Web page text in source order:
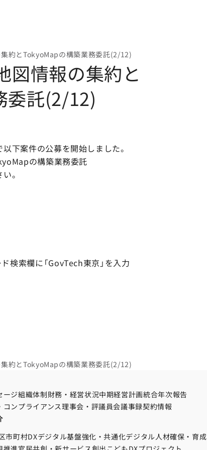
集約とTokyoMapの構築業務委託(2/12)
図情報の集約と
委託(2/12)
下案件の公募を開始しました。
の構築業務委託
。
検索欄に「GovTech東京」を入力
集約とTokyoMapの構築業務委託(2/12)
ージ組織体制財務・経営状況中期経営計画統合年次報告
コンプライアンス理事会・評議員会議事録契約情報
市町村DXデジタル基盤強化・共通化デジタル人材確保・育成